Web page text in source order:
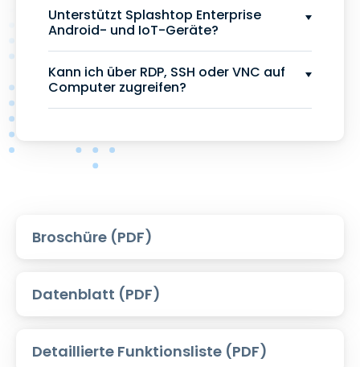
Unterstützt Splashtop Enterprise
Android- und IoT-Geräte?
Kann ich über RDP, SSH oder VNC auf
Computer zugreifen?
Broschüre (PDF)
Datenblatt (PDF)
Detaillierte Funktionsliste (PDF)